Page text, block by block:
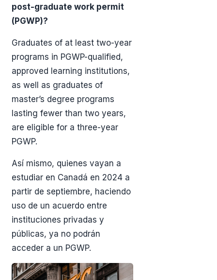
post-graduate work permit
(PGWP)?
Graduates of at least two-year
programs in PGWP-qualified,
approved learning institutions,
as well as graduates of
master’s degree programs
lasting fewer than two years,
are eligible for a three-year
PGWP.
Así mismo, quienes vayan a
estudiar en Canadá en 2024 a
partir de septiembre, haciendo
uso de un acuerdo entre
instituciones privadas y
públicas, ya no podrán
acceder a un PGWP.